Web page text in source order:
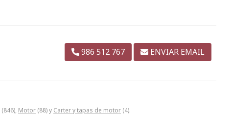
(846), Motor (88) y Carter y tapas de motor (4).
986 512 767 ENVIAR EMAIL